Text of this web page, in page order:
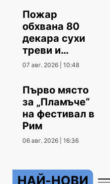
Пожар
обхвана 80
декара сухи
треви и
храсти
07 авг. 2026 | 10:48
Първо място
за „Пламъче“
на фестивал в
Рим
06 авг. 2026 | 16:36
НАЙ-НОВИ